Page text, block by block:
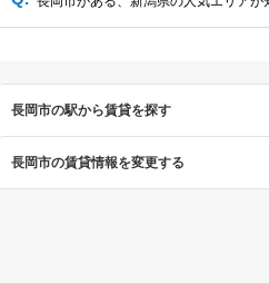
長岡市の駅から賃貸を探す
長岡市の賃貸情報を変更する